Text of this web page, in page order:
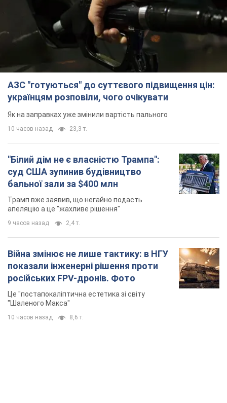
АЗС "готуються" до суттєвого підвищення цін:
українцям розповіли, чого очікувати
Як на заправках уже змінили вартість пального
10 часов назад 23,3 т.
"Білий дім не є власністю Трампа":
суд США зупинив будівництво
бальної зали за $400 млн
Трамп вже заявив, що негайно подасть
апеляцію а це "жахливе рішення"
9 часов назад 2,4 т.
Війна змінює не лише тактику: в НГУ
показали інженерні рішення проти
російських FPV-дронів. Фото
Це "постапокаліптична естетика зі світу
"Шаленого Макса"
10 часов назад 8,6 т.